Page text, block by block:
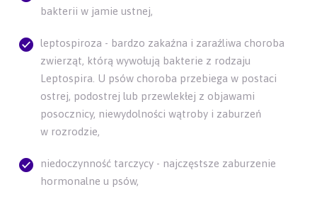
bakterii w jamie ustnej,
leptospiroza - bardzo zakaźna i zaraźliwa choroba
zwierząt, którą wywołują bakterie z rodzaju
Leptospira. U psów choroba przebiega w postaci
ostrej, podostrej lub przewlekłej z objawami
posocznicy, niewydolności wątroby i zaburzeń
w rozrodzie,
niedoczynność tarczycy - najczęstsze zaburzenie
hormonalne u psów,